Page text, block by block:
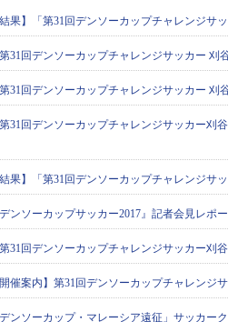
結果】「第31回デンソーカップチャレンジ
第31回デンソーカップチャレンジサッカー 刈
第31回デンソーカップチャレンジサッカー 刈
第31回デンソーカップチャレンジサッカー刈
結果】「第31回デンソーカップチャレンジ
デンソーカップサッカー2017』記者会見レポー
第31回デンソーカップチャレンジサッカー刈
開催案内】第31回デンソーカップチャレンジ
デンソーカップ・マレーシア遠征」サッカー